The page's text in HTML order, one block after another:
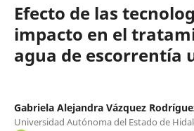
Efecto de las
impacto en el
agua de escorrentía
Gabriela Alejandra Vázquez
Universidad Autónoma del Estado de